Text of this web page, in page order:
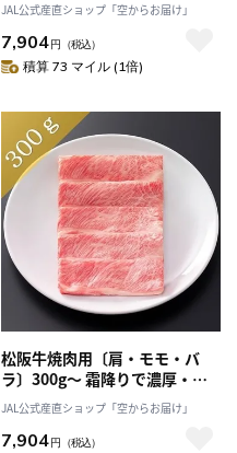
し」送料無料
JAL公式産直ショップ「空からお届け」
7,904円 （税込）
積算 73 マイル (1倍)
松阪牛焼肉用〔肩・モモ・バ
ラ〕300g～ 霜降りで濃厚・上
品な甘み！焼肉やバーベキュー
におすすめ「まるよし」送料無
料
JAL公式産直ショップ「空からお届け」
7,904円 （税込）